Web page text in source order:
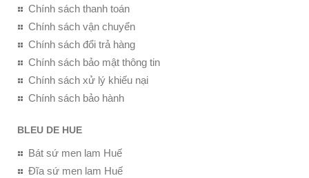
Chính sách thanh toán
Chính sách vận chuyển
Chính sách đổi trả hàng
Chính sách bảo mật thông tin
Chính sách xử lý khiếu nại
Chính sách bảo hành
BLEU DE HUE
Bát sứ men lam Huế
Đĩa sứ men lam Huế